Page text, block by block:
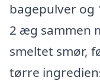
bagepulver og
2 æg sammen
smeltet smør,
tørre